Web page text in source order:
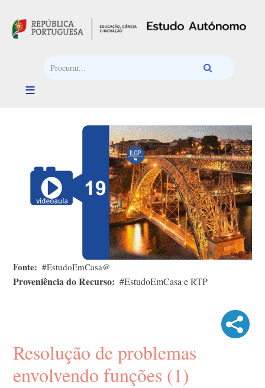
Fonte #EstudoEmCasa@
Proveniência do Recurso #EstudoEmCasa e RTP
Resolução de problemas
envolvendo funções (1)